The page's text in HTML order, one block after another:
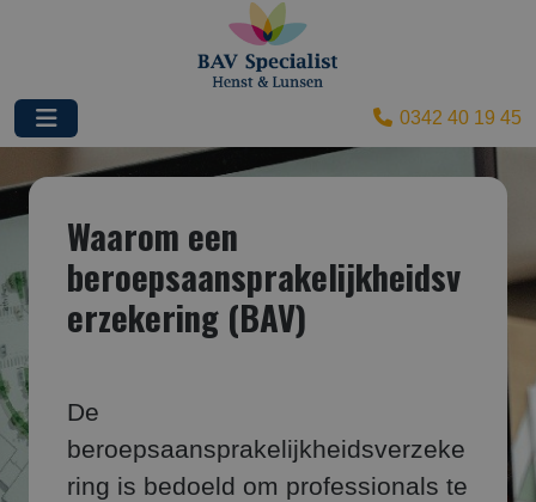
0342 40 19 45
Waarom een
beroepsaansprakelijkheidsv
erzekering (BAV)
De
beroepsaansprakelijkheidsverzeke
ring is bedoeld om professionals te